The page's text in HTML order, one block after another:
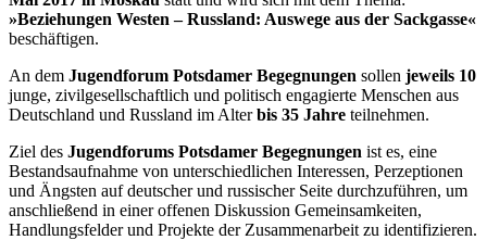
»Beziehungen Westen – Russland: Auswege aus der Sackgasse«
beschäftigen.
An dem Jugendforum Potsdamer Begegnungen sollen jeweils 10
junge, zivilgesellschaftlich und politisch engagierte Menschen aus
Deutschland und Russland im Alterbis 35 Jahre teilnehmen.
Ziel des Jugendforums Potsdamer Begegnungen ist es, eine
Bestandsaufnahme von unterschiedlichen Interessen, Perzeptionen
und Ängsten auf deutscher und russischer Seite durchzuführen, um
anschließend in einer offenen Diskussion Gemeinsamkeiten,
Handlungsfelder und Projekte der Zusammenarbeit zu identifizieren.